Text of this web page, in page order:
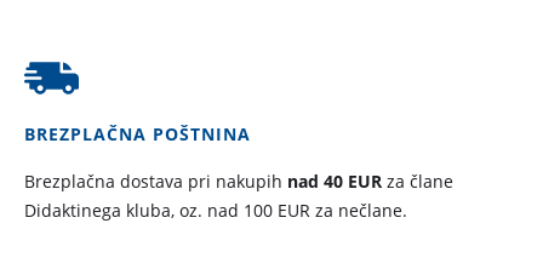
BREZPLAČNA POŠTNINA
Brezplačna dostava pri nakupih nad 40 EUR za člane
Didaktinega kluba, oz. nad 100 EUR za nečlane.